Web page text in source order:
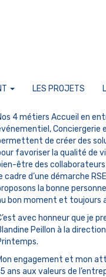
LES PROJETS
à l’externalisation de
4 métiers Accueil en
Conciergerie
de créer des
favoriser la qualité de
être des
cadre d’une démarche
la bonne
bon moment et toujours
avec honneur que je
Peillon à la
engagement et mon
ans aux valeurs de